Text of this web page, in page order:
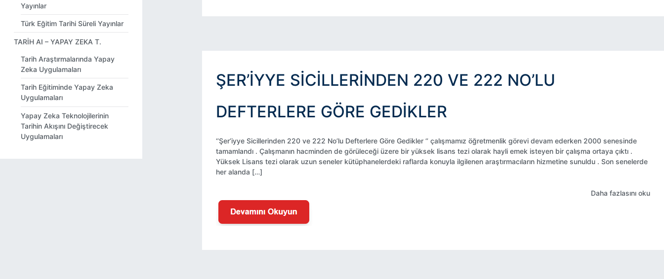
ŞER’İYYE SİCİLLERİNDEN 220 VE 222 NO’LU
DEFTERLERE GÖRE GEDİKLER
‘’Şer’iyye Sicillerinden 220 ve 222 No’lu Defterlere Göre Gedikler ‘’ çalışmamız öğretmenlik görevi devam ederken 2000 senesinde
tamamlandı . Çalışmanın hacminden de görüleceği üzere bir yüksek lisans tezi olarak hayli emek isteyen bir çalışma ortaya çıktı .
Yüksek Lisans tezi olarak uzun seneler kütüphanelerdeki raflarda konuyla ilgilenen araştırmacıların hizmetine sunuldu . Son senelerde
her alanda […]
Daha fazlasını oku
Yayınlar
Türk Eğitim Tarihi Süreli Yayınlar
TARİH AI – YAPAY ZEKA T.
Tarih Araştırmalarında Yapay
Zeka Uygulamaları
Tarih Eğitiminde Yapay Zeka
Uygulamaları
Yapay Zeka Teknolojilerinin
Tarihin Akışını Değiştirecek
Uygulamaları